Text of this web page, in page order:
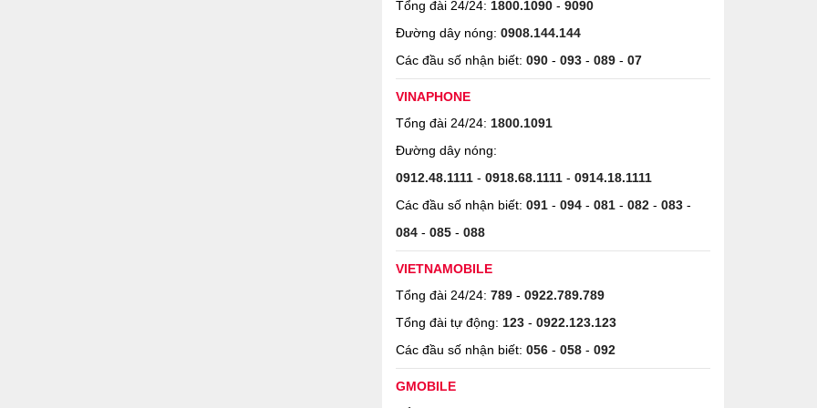
Tổng đài 24/24: 1800.1090 - 9090
Đường dây nóng: 0908.144.144
Các đầu số nhận biết: 090 - 093 - 089 - 07
VINAPHONE
Tổng đài 24/24: 1800.1091
Đường dây nóng:
0912.48.1111 - 0918.68.1111 - 0914.18.1111
Các đầu số nhận biết: 091 - 094 - 081 - 082 - 083 -
084 - 085 - 088
VIETNAMOBILE
Tổng đài 24/24: 789 - 0922.789.789
Tổng đài tự động: 123 - 0922.123.123
Các đầu số nhận biết: 056 - 058 - 092
GMOBILE